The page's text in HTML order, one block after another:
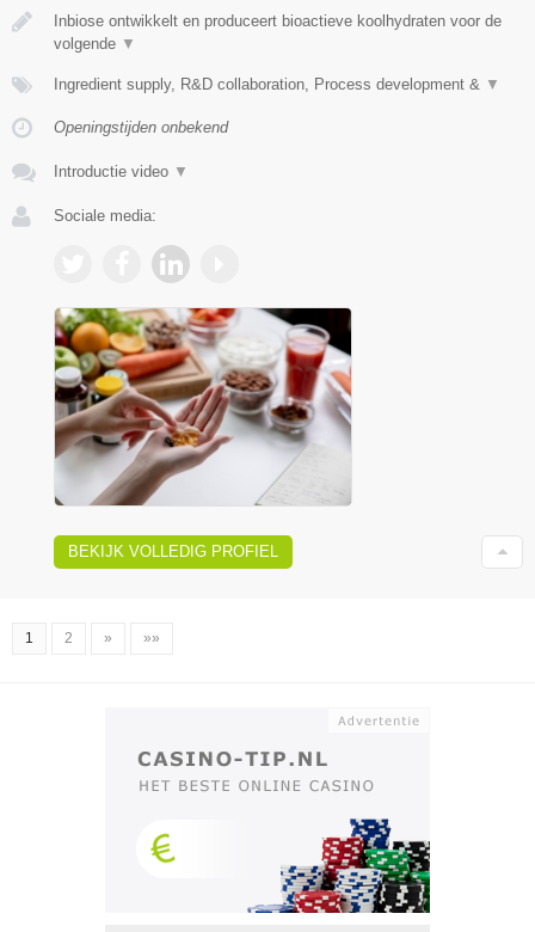
Inbiose ontwikkelt en produceert bioactieve koolhydraten voor de
volgende ▼
Ingredient supply, R&D collaboration, Process development & ▼
Openingstijden onbekend
Introductie video ▼
Sociale media:
BEKIJK VOLLEDIG PROFIEL
1 2 » »»